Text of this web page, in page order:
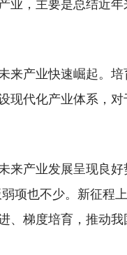
产业快速崛起。培
现代化产业体系，
产业发展呈现良好
项也不少。新征程
、梯度培育，推动